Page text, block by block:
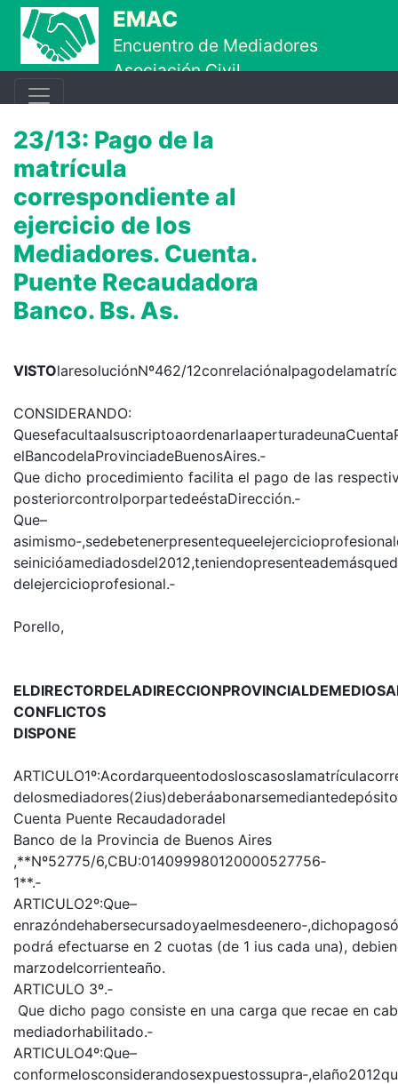
Ir al contenido principal
EMAC
Encuentro de Mediadores
Asociación Civil
23/13: Pago de la
matrícula
correspondiente al
ejercicio de los
Mediadores. Cuenta.
Puente Recaudadora
Banco. Bs. As.
VISTOlaresoluciónNº462/
CONSIDERANDO:
elBancodelaProvinciadeBuenosAires.‐
Que dicho procedimiento facilita el pago de las
posteriorcontrolporpartedeéstaDirección.‐
Que–
delejercicioprofesional.‐
Porello,
CONFLICTOS
DISPONE
Cuenta Puente Recaudadoradel
Banco de la Provincia de Buenos Aires
,**Nº52775/6,CBU:014099980120000527756‐
1**.‐
ARTICULO2º:Que–
podrá efectuarse en 2 cuotas (de 1 ius cada una),
marzodelcorrienteaño.
ARTICULO 3º.‐
Que dicho pago consiste en una carga que recae en
mediadorhabilitado.‐
ARTICULO4º:Que–